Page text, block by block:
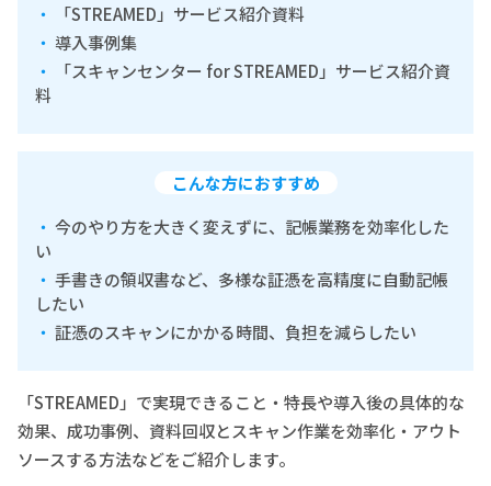
「STREAMED」サービス紹介資料
導入事例集
「スキャンセンター for STREAMED」サービス紹介資
料
こんな方におすすめ
今のやり方を大きく変えずに、記帳業務を効率化した
い
手書きの領収書など、多様な証憑を高精度に自動記帳
したい
証憑のスキャンにかかる時間、負担を減らしたい
「STREAMED」で実現できること・特長や導入後の具体的な
効果、成功事例、資料回収とスキャン作業を効率化・アウト
ソースする方法などをご紹介します。